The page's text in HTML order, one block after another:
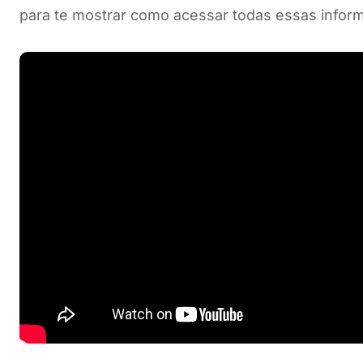
para te mostrar como acessar todas essas